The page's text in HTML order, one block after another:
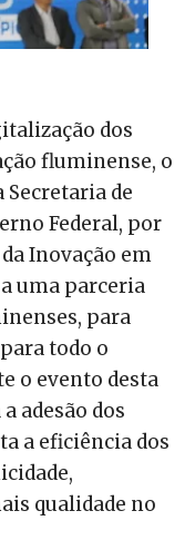
dos
fluminense, o
Secretaria de
Federal, por
Inovação em
uma parceria
para
todo o
o evento desta
adesão dos
a eficiência dos
qualidade no